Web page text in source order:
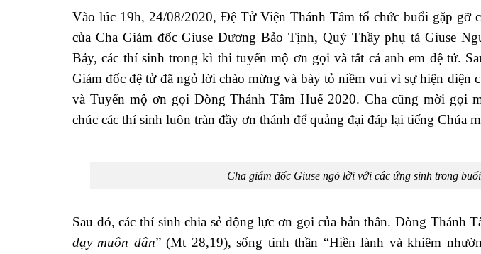
Vào lúc 19h, 24/08/2020, Đệ Tử Viện Thánh Tâm tổ chức buổi gặp gỡ
của Cha Giám đốc Giuse Dương Bảo Tịnh, Quý Thầy phụ tá Giuse
Bảy, các thí sinh trong kì thi tuyển mộ ơn gọi và tất cả anh em đệ tử.
Giám đốc đệ tử đã ngỏ lời chào mừng và bày tỏ niềm vui vì sự hiện diện
và Tuyển mộ ơn gọi Dòng Thánh Tâm Huế 2020. Cha cũng mời gọi
chúc các thí sinh luôn tràn đầy ơn thánh để quảng đại đáp lại tiếng Chúa
Cha giám đốc Giuse ngỏ lời với các ứng sinh trong
Sau đó, các thí sinh chia sẻ động lực ơn gọi của bản thân. Dòng Thánh
dạy muôn dân” (Mt 28,19), sống tinh thần “Hiền lành và khiêm